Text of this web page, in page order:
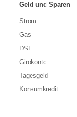
Geld und Sparen
Strom
Gas
DSL
Girokonto
Tagesgeld
Konsumkredit